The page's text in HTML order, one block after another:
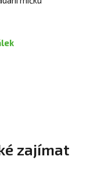
zajímat